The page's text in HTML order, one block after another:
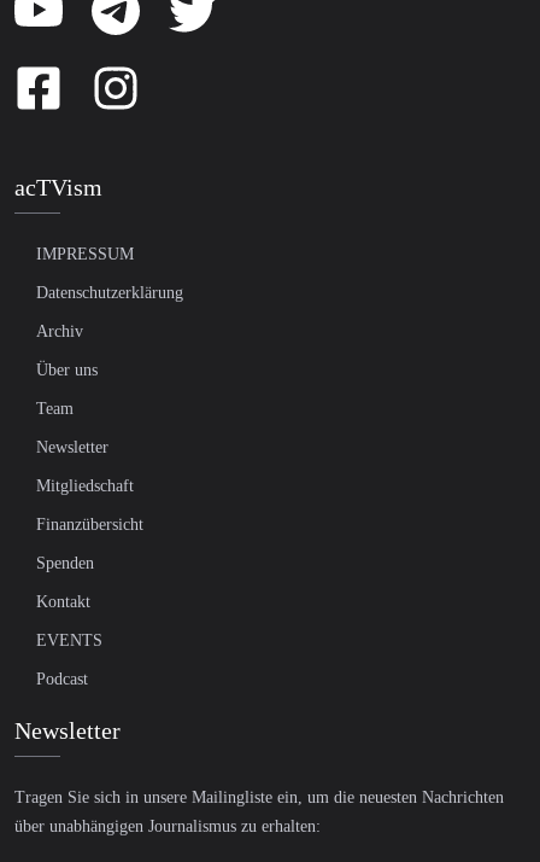
acTVism
IMPRESSUM
Datenschutzerklärung
Archiv
Über uns
Team
Newsletter
Mitgliedschaft
Finanzübersicht
Spenden
Kontakt
EVENTS
Podcast
Newsletter
Tragen Sie sich in unsere Mailingliste ein, um die neuesten Nachrichten
über unabhängigen Journalismus zu erhalten: